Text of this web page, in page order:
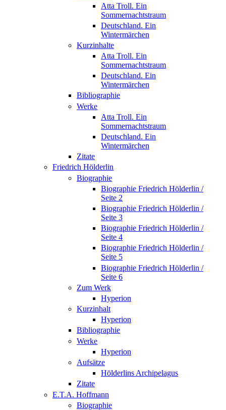
Atta Troll. Ein
Sommernachtstraum
Deutschland. Ein
Wintermärchen
Kurzinhalte
Atta Troll. Ein
Sommernachtstraum
Deutschland. Ein
Wintermärchen
Bibliographie
Werke
Atta Troll. Ein
Sommernachtstraum
Deutschland. Ein
Wintermärchen
Zitate
Friedrich Hölderlin
Biographie
Biographie Friedrich Hölderlin /
Seite 2
Biographie Friedrich Hölderlin /
Seite 3
Biographie Friedrich Hölderlin /
Seite 4
Biographie Friedrich Hölderlin /
Seite 5
Biographie Friedrich Hölderlin /
Seite 6
Zum Werk
Hyperion
Kurzinhalt
Hyperion
Bibliographie
Werke
Hyperion
Aufsätze
Hölderlins Archipelagus
Zitate
E.T.A. Hoffmann
Biographie